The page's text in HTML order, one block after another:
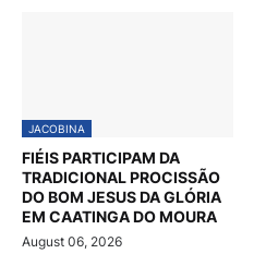
JACOBINA
FIÉIS PARTICIPAM DA
TRADICIONAL PROCISSÃO
DO BOM JESUS DA GLÓRIA
EM CAATINGA DO MOURA
August 06, 2026